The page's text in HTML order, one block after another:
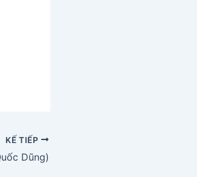
KẾ TIẾP
Dũng)